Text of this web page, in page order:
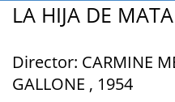
LA HIJA DE
Director: CARMINE
GALLONE , 1954